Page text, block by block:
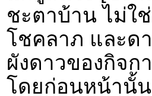
ชะตาบ้าน ไม่ใ
โชคลาภ และด
ผังดาวของกิจก
โดยก่อนหน้านั้